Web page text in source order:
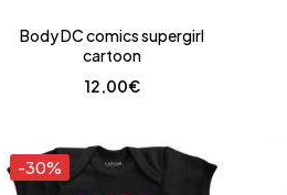
Body DC comics supergirl
cartoon
12,00€
-30%